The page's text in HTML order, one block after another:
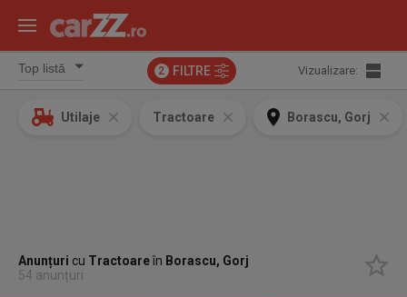
2 FILTRE Vizualizare:
Utilaje Tractoare Borascu, Gorj
Anunțuri cu Tractoareîn Borascu, Gorj
54 anunțuri